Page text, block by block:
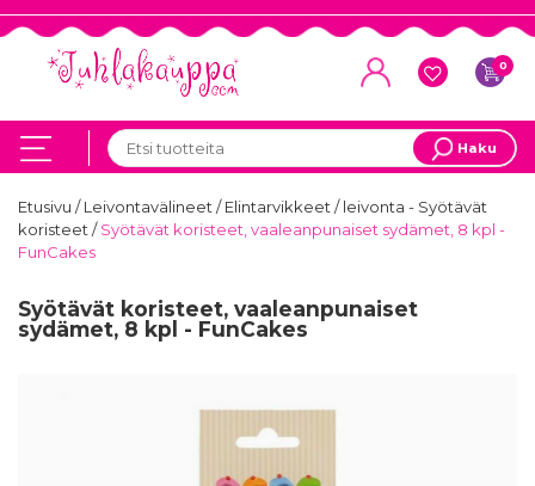
0
Haku
Etusivu /Leivontavälineet/Elintarvikkeet/leivonta - Syötävät
koristeet/Syötävät koristeet, vaaleanpunaiset sydämet, 8 kpl -
FunCakes
Syötävät koristeet, vaaleanpunaiset
sydämet, 8 kpl - FunCakes